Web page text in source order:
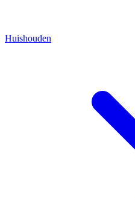
Huishouden